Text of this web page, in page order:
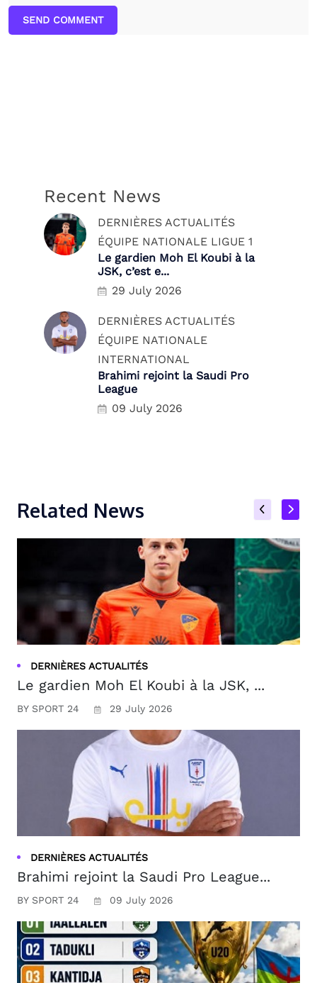
SEND COMMENT
Recent News
DERNIÈRES ACTUALITÉS
ÉQUIPE NATIONALE LIGUE 1
Le gardien Moh El Koubi à la
JSK, c’est e...
29 July 2026
DERNIÈRES ACTUALITÉS
ÉQUIPE NATIONALE
INTERNATIONAL
Brahimi rejoint la Saudi Pro
League
09 July 2026
Related News
DERNIÈRES ACTUALITÉS
Le gardien Moh El Koubi à la JSK, ...
BY SPORT 24 29 July 2026
DERNIÈRES ACTUALITÉS
Brahimi rejoint la Saudi Pro League...
BY SPORT 24 09 July 2026